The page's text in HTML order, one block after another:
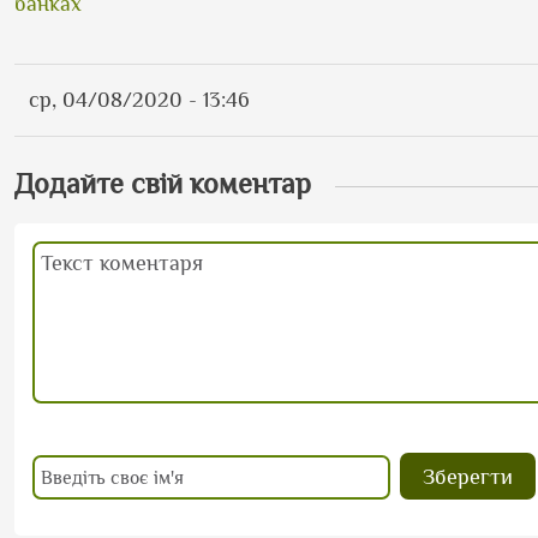
ср, 04/08/2020 - 13:46
Додайте свій коментар